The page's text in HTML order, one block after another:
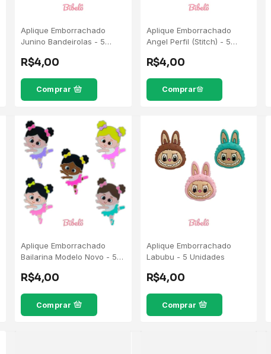
Aplique Emborrachado
Junino Bandeirolas - 5
R$4,00
Comprar
Aplique Emborrachado
Angel Perfil (Stitch) - 5
R$4,00
Aplique Emborrachado
Bailarina Modelo Novo - 5
R$4,00
Comprar
Aplique Emborrachado
Labubu - 5 Unidades
R$4,00
Comprar